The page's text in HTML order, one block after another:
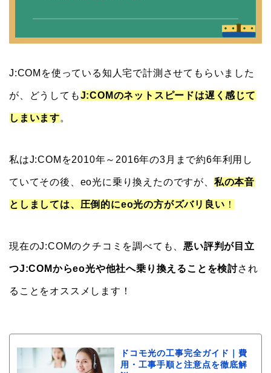
J:COMを使っている知人宅で計測させてもらいました
が、どうしてもJ:COMのネットスピードは遅く感じて
しまいます。
私はJ:COMを2010年～2016年の3月まで約6年利用し
ていてその後、eo光に乗り換えたのですが、 私の本音
としましては、圧倒的にeo光の方がズバリ良い ！
現在のJ:COMのクチコミを調べても、 悪い評判が目立
つJ:COMからeo光や他社へ乗り換えることを検討され
ることをオススメします！
ドコモ光の工事完全ガイド｜費
用・工事手順と注意点を徹底解